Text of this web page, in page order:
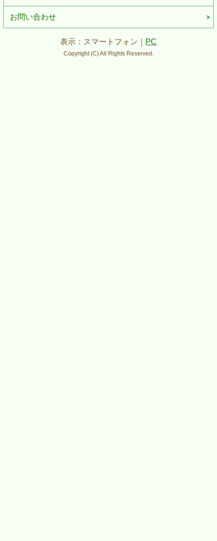
お問い合わせ
表示：スマートフォン｜ PC
Copyright (C) All Rights Reserved.